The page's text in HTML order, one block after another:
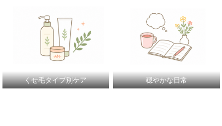
くせ毛タイプ別ケア 穏やかな日常